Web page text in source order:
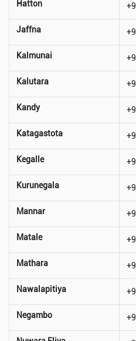
Hatton
Jaffna
Kalmunai
Kalutara
Kandy
Katagastota
Kegalle
Kurunegala
Mannar
Matale
Mathara
Nawalapitiya
Negambo